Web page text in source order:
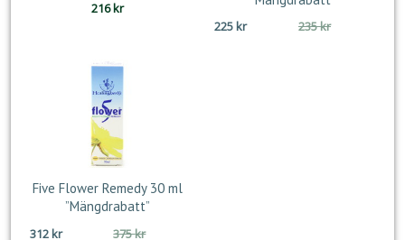
216kr
235krDet
225 kr
Det
Five Flower Remedy 30 ml
”Mängdrabatt”
375krDet
312kr Det